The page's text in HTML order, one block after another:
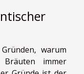
warum
Bräuten immer